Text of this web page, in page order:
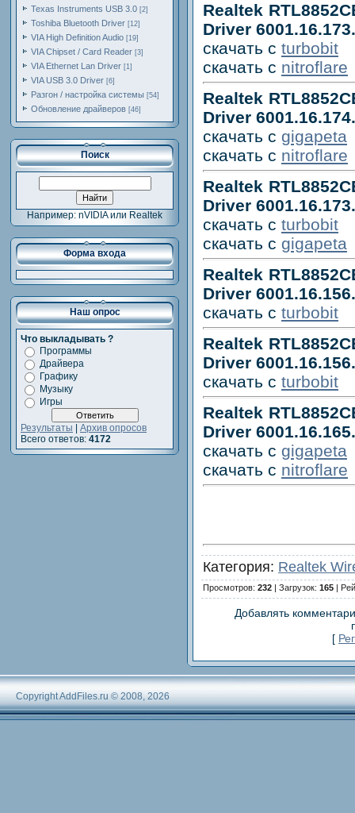
Texas Instruments USB 3.0 [2]
Toshiba Bluetooth Driver [12]
VIA High Definition Audio [19]
VIA Chipset / Card Reader [3]
VIA Ethernet Lan Driver [1]
VIA USB 3.0 Driver [6]
Разгон / настройка системы [54]
Обновление драйверов [46]
Поиск
Например: nVIDIA или Realtek
Форма входа
Наш опрос
Что выкладывать ?
Программы
Драйвера
Графику
Музыку
Игры
Результаты
Архив опросов
Всего ответов: 4172
Realtek
Driver
скачать с turbobit
скачать с nitroflare
Realtek
Driver
скачать с gigapeta
скачать с nitroflare
Realtek
Driver
скачать с turbobit
скачать с gigapeta
Realtek
Driver
скачать с turbobit
Realtek
Driver
скачать с turbobit
Realtek
Driver
скачать с gigapeta
скачать с nitroflare
Категория: Realtek
Просмотров: 232 | Загрузок: 165 |
Добавлять
[
Copyright AddFiles.ru © 2008, 2026